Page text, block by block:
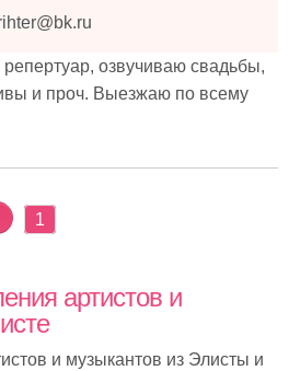
озвучиваю свадьбы,
и проч. Выезжаю по всему
1
артистов и
и музыкантов из Элисты и